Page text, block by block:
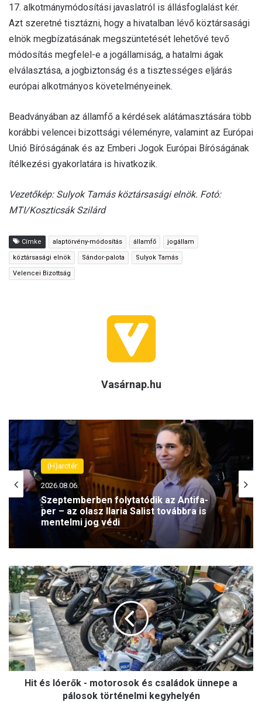
17. alkotmánymódosítási javaslatról is állásfoglalást kér.
Azt szeretné tisztázni, hogy a hivatalban lévő köztársasági
elnök megbízatásának megszüntetését lehetővé tevő
módosítás megfelel-e a jogállamiság, a hatalmi ágak
elválasztása, a jogbiztonság és a tisztességes eljárás
európai alkotmányos követelményeinek.
Beadványában az államfő a kérdések alátámasztására több
korábbi velencei bizottsági véleményre, valamint az Európai
Unió Bíróságának és az Emberi Jogok Európai Bíróságának
ítélkezési gyakorlatára is hivatkozik.
Vezetőkép: Sulyok Tamás köztársasági elnök. Fotó:
MTI/Koszticsák Szilárd
Címke alaptörvény-módosítás államfő jogállam
köztársasági elnök Sándor-palota Sulyok Tamás
Velencei Bizottság
Vasárnap.hu
(H)arctér
2026.08.06.
Szeptemberben folytatódik az Antifa-
per – az olasz Ilaria Salist továbbra is
mentelmi jog védi
H
i
t
é
s
l
ó
e
r
Hit és lóerők - motorosok és családok ünnepe a
pálosok történelmi kegyhelyén